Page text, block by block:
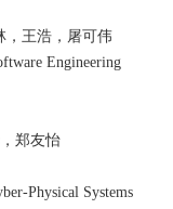
王浩，屠可伟
Engineering
郑友怡
Physical Systems